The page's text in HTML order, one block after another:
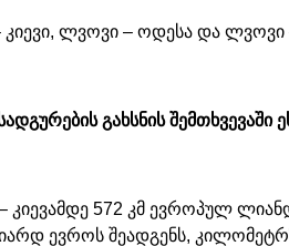
კიევი, ლვოვი – ოდესა და
გახსნის შემთხვევაში
კიევამდე 572 კმ ევროპულ
ევროს შეადგენს,